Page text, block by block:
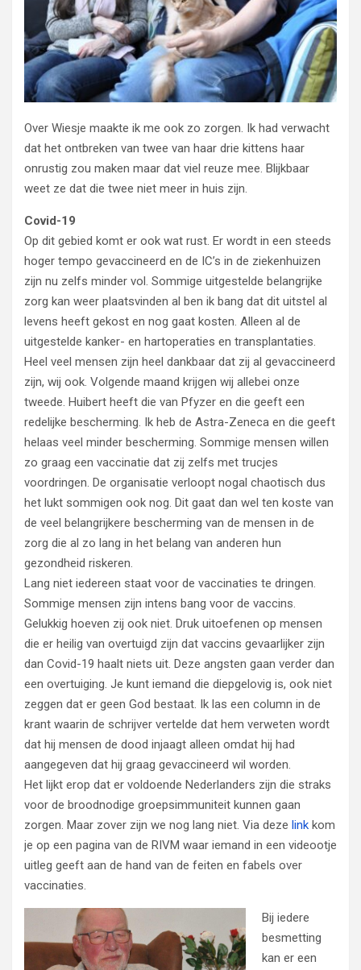
Over Wiesje maakte ik me ook zo zorgen. Ik had verwacht
dat het ontbreken van twee van haar drie kittens haar
onrustig zou maken maar dat viel reuze mee. Blijkbaar
weet ze dat die twee niet meer in huis zijn.
Covid-19
Op dit gebied komt er ook wat rust. Er wordt in een steeds
hoger tempo gevaccineerd en de IC’s in de ziekenhuizen
zijn nu zelfs minder vol. Sommige uitgestelde belangrijke
zorg kan weer plaatsvinden al ben ik bang dat dit uitstel al
levens heeft gekost en nog gaat kosten. Alleen al de
uitgestelde kanker- en hartoperaties en transplantaties.
Heel veel mensen zijn heel dankbaar dat zij al gevaccineerd
zijn, wij ook. Volgende maand krijgen wij allebei onze
tweede. Huibert heeft die van Pfyzer en die geeft een
redelijke bescherming. Ik heb de Astra-Zeneca en die geeft
helaas veel minder bescherming. Sommige mensen willen
zo graag een vaccinatie dat zij zelfs met trucjes
voordringen. De organisatie verloopt nogal chaotisch dus
het lukt sommigen ook nog. Dit gaat dan wel ten koste van
de veel belangrijkere bescherming van de mensen in de
zorg die al zo lang in het belang van anderen hun
gezondheid riskeren.
Lang niet iedereen staat voor de vaccinaties te dringen.
Sommige mensen zijn intens bang voor de vaccins.
Gelukkig hoeven zij ook niet. Druk uitoefenen op mensen
die er heilig van overtuigd zijn dat vaccins gevaarlijker zijn
dan Covid-19 haalt niets uit. Deze angsten gaan verder dan
een overtuiging. Je kunt iemand die diepgelovig is, ook niet
zeggen dat er geen God bestaat. Ik las een column in de
krant waarin de schrijver vertelde dat hem verweten wordt
dat hij mensen de dood injaagt alleen omdat hij had
aangegeven dat hij graag gevaccineerd wil worden.
Het lijkt erop dat er voldoende Nederlanders zijn die straks
voor de broodnodige groepsimmuniteit kunnen gaan
zorgen. Maar zover zijn we nog lang niet. Via deze link kom
je op een pagina van de RIVM waar iemand in een videootje
uitleg geeft aan de hand van de feiten en fabels over
vaccinaties.
Bij iedere
besmetting
kan er een